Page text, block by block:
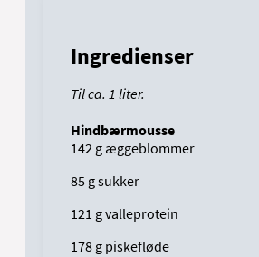
Ingredienser
Til ca. 1 liter.
Hindbærmousse
142 g æggeblommer
85 g sukker
121 g valleprotein
178 g piskefløde